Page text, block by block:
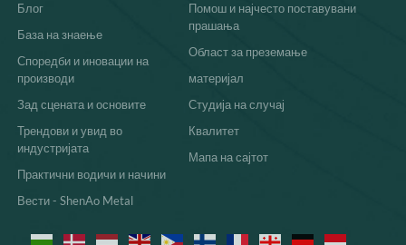
Блог
База на знаење
Споредби и иновации на
производи
Зад сцената и основите
Трендови и увид во
индустријата
Практични водичи и начини
Вести - ShenAo Metal
Помош и најчесто поставувани
прашања
Област за преземање
материјал
Студија на случај
Квалитет
Мапа на сајтот